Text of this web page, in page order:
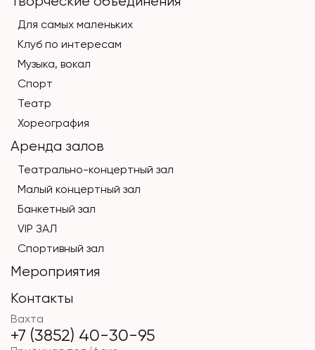
Вахта
+7 (3852) 40-30-95
Для самых маленьких
Клуб по интересам
Музыка, вокал
Спорт
Театр
Хореография
Аренда залов
Театрально-концертный зал
Малый концертный зал
Банкетный зал
VIP ЗАЛ
Спортивный зал
Мероприятия
Контакты